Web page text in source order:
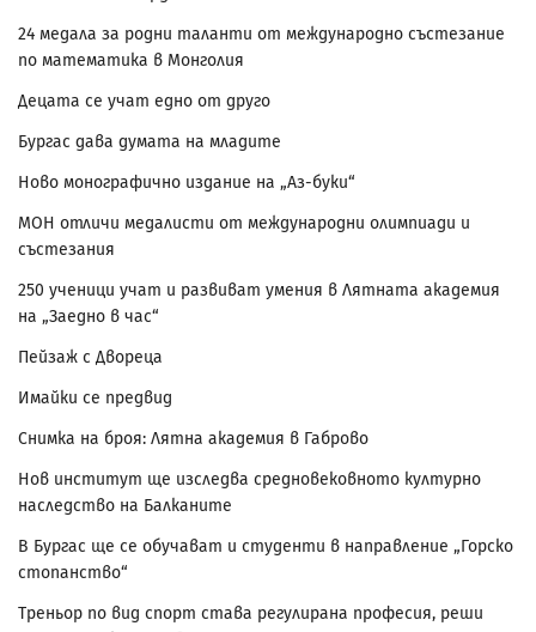
24 медала за родни таланти от международно състезание
по математика в Монголия
Децата се учат едно от друго
Бургас дава думата на младите
Ново монографично издание на „Аз-буки“
МОН отличи медалисти от международни олимпиади и
състезания
250 ученици учат и развиват умения в Лятната академия
на „Заедно в час“
Пейзаж с Двореца
Имайки се предвид
Снимка на броя: Лятна академия в Габрово
Нов институт ще изследва средновековното културно
наследство на Балканите
В Бургас ще се обучават и студенти в направление „Горско
стопанство“
Треньор по вид спорт става регулирана професия, реши